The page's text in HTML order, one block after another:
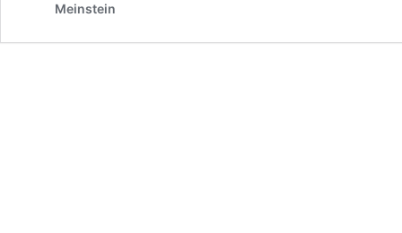
Meinstein